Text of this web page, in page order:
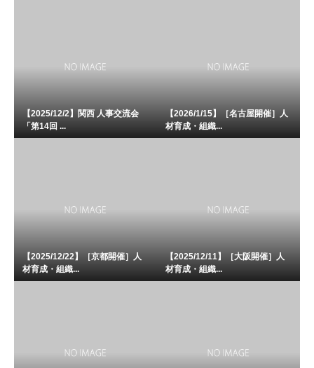
【2025/12/2】関西 人事交流会
「第14回 ...
【2026/1/15】［名古屋開催］人
材育成・組織...
【2025/12/22】［京都開催］人
材育成・組織...
【2025/12/11】［大阪開催］人
材育成・組織...